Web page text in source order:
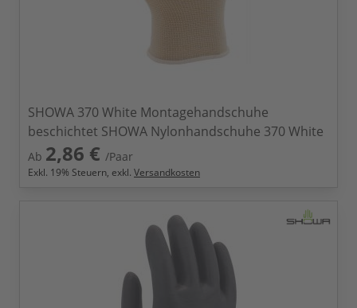
SHOWA 370 White Montagehandschuhe
beschichtet SHOWA Nylonhandschuhe 370 White
Ab 2,86 € /Paar
Exkl. 19% Steuern, exkl. Versandkosten